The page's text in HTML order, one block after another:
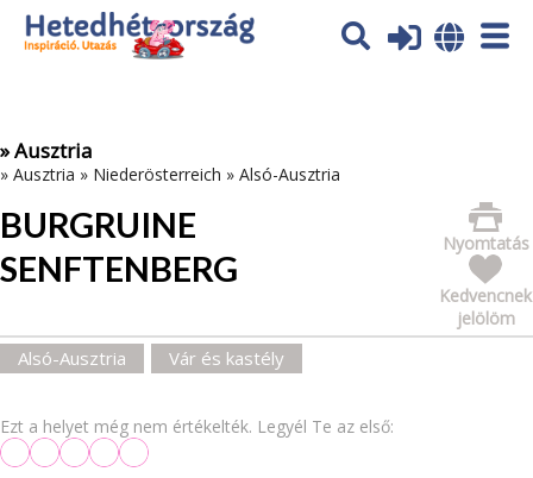
Az oldal sütiket (cookies) használ. További tájékoztatás itt:
Adatvédelmi tájékoztató
» Ausztria
» Ausztria » Niederösterreich » Alsó-Ausztria
BURGRUINE
SENFTENBERG
Nyomtatás
Kedvencnek
jelölöm
Alsó-Ausztria Vár és kastély
Ezt a helyet még nem értékelték. Legyél Te az első: